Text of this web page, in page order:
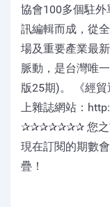
協會100多個駐
訊編輯而成，從
場及重要產業最
脈動，是台灣唯
版25期)。 《經
上雜誌網站：
✰✰✰✰✰✰✰ 您之
現在訂閱的期數
疊！